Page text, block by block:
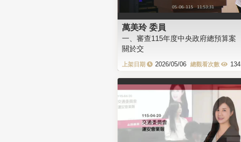
萬美玲 委員
一、審查115年度中央政府總預算案
關於交
2026/05/06 134